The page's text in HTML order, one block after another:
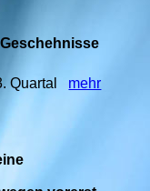
Quartal mehr